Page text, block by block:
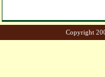
Copyright